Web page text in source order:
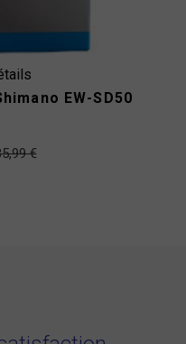
EW-SD50
€